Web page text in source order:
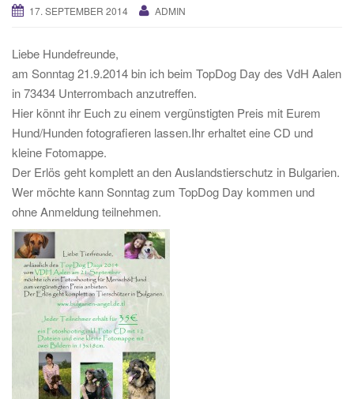
17. SEPTEMBER 2014 ADMIN
Liebe Hundefreunde,
am Sonntag 21.9.2014 bin ich beim TopDog Day des VdH Aalen
in 73434 Unterrombach anzutreffen.
Hier könnt ihr Euch zu einem vergünstigten Preis mit Eurem
Hund/Hunden fotografieren lassen.Ihr erhaltet eine CD und
kleine Fotomappe.
Der Erlös geht komplett an den Auslandstierschutz in Bulgarien.
Wer möchte kann Sonntag zum TopDog Day kommen und
ohne Anmeldung teilnehmen.